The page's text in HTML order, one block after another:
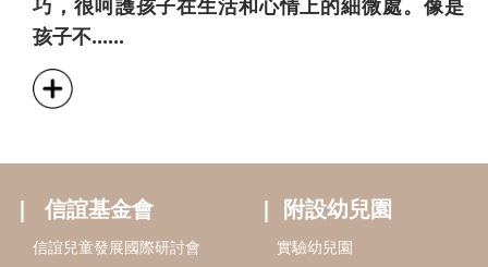
巧，很呵護孩子在生活和心情上的細微處。像是
孩子不......
信誼基金會
信誼兒童發展國際研討會
附設幼兒園
實驗幼兒園